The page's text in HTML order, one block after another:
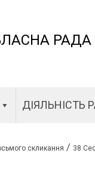
РАДА
ДІЯЛЬНІСТЬ
скликання / 38